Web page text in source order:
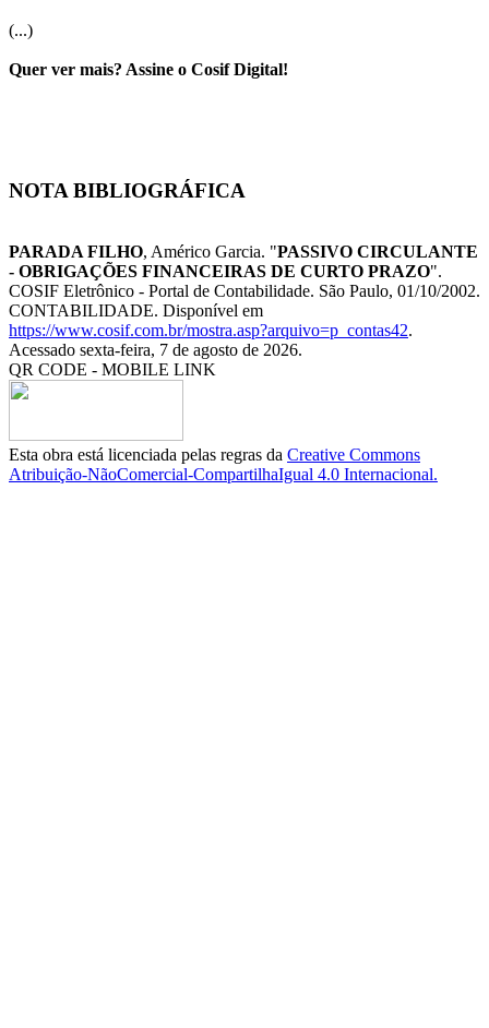
(...)
Quer ver mais? Assine o Cosif Digital!
NOTA BIBLIOGRÁFICA
PARADA FILHO, Américo Garcia. "PASSIVO CIRCULANTE
- OBRIGAÇÕES FINANCEIRAS DE CURTO PRAZO".
COSIF Eletrônico - Portal de Contabilidade. São Paulo, 01/10/2002.
CONTABILIDADE. Disponível em
https://www.cosif.com.br/mostra.asp?arquivo=p_contas42.
Acessado sexta-feira, 7 de agosto de 2026.
QR CODE - MOBILE LINK
Esta obra está licenciada pelas regras da Creative Commons
Atribuição-NãoComercial-CompartilhaIgual 4.0 Internacional.